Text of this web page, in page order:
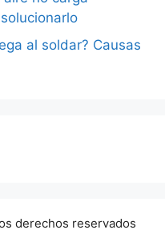
al soldar? Causas
derechos reservados